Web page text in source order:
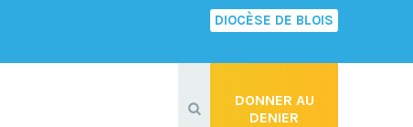
DIOCÈSE DE BLOIS
DONNER AU
DENIER